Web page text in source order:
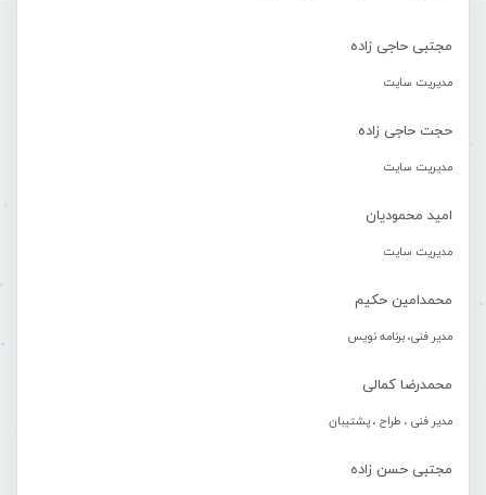
مجتبی حاجی زاده
مدیریت سایت
حجت حاجی زاده
مدیریت سایت
امید محمودیان
مدیریت سایت
محمدامین حکیم
مدیر فنی، برنامه نویس
محمدرضا کمالی
مدیر فنی ، طراح ، پشتیبان
مجتبی حسن زاده